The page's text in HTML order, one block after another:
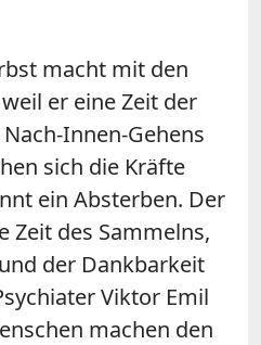
macht mit den
er eine Zeit der
Innen-Gehens
sich die Kräfte
ein Absterben. Der
Zeit des Sammelns,
der Dankbarkeit
Viktor Emil
machen den